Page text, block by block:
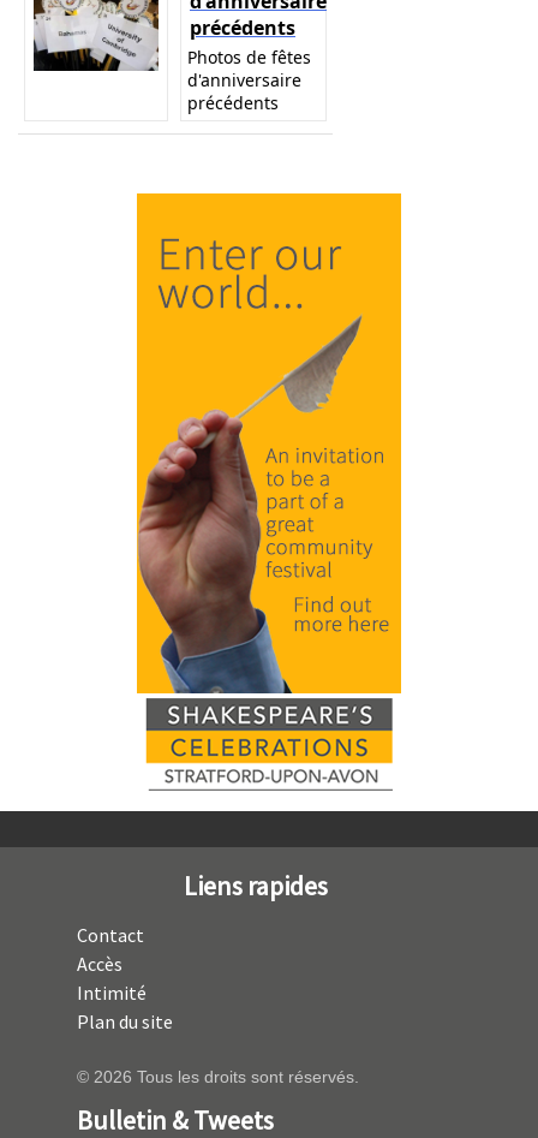
précédents
Photos de fêtes
d'anniversaire
précédents
Liens rapides
Contact
Accès
Intimité
Plan du site
© 2026 Tous les droits sont réservés.
Bulletin & Tweets